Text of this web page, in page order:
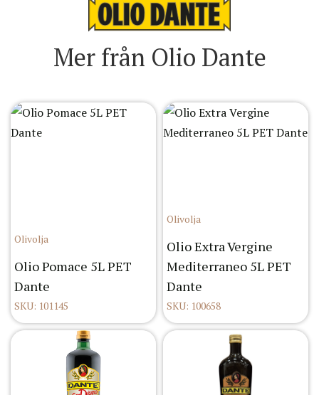
Mer från Olio Dante
Olivolja
Olio Pomace 5L PET
Dante
SKU: 101145
Olivolja
Olio Extra Vergine
Mediterraneo 5L PET
Dante
SKU: 100658